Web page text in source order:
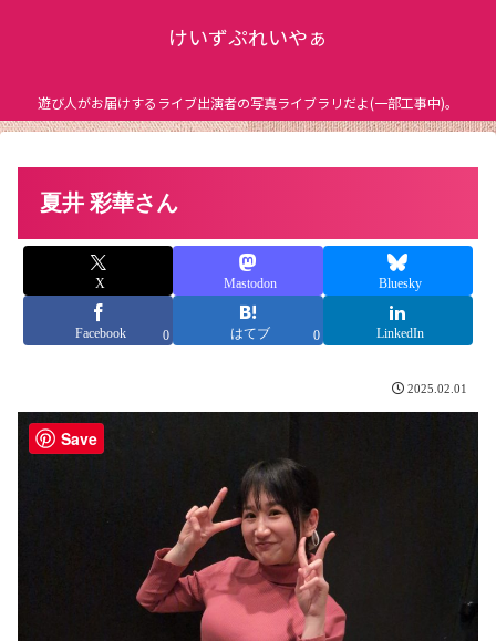
けいずぷれいやぁ
遊び人がお届けするライブ出演者の写真ライブラリだよ(一部工事中)。
夏井 彩華さん
X Mastodon Bluesky
Facebook 0 はてブ 0 LinkedIn
2025.02.01
Save